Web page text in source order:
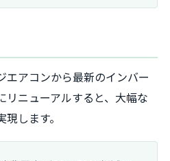
エアコンから最新のインバー
リニューアルすると、大幅な
します。